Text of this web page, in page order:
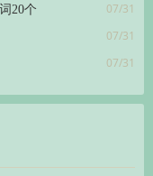
20个 07/31
07/31
07/31